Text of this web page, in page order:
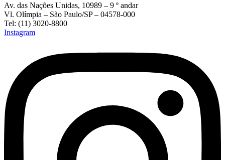
Av. das Nações Unidas, 10989 – 9 º andar
Vl. Olímpia – São Paulo/SP – 04578-000
Tel: (11) 3020-8800
Instagram